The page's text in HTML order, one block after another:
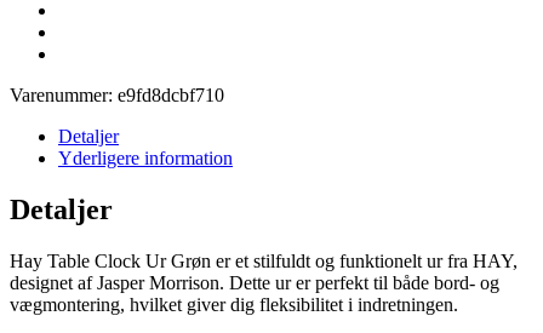
Varenummer: e9fd8dcbf710
Detaljer
Yderligere information
Detaljer
Hay Table Clock Ur Grøn er et stilfuldt og funktionelt ur fra HAY,
designet af Jasper Morrison. Dette ur er perfekt til både bord- og
vægmontering, hvilket giver dig fleksibilitet i indretningen.